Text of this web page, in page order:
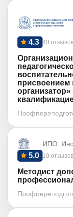
40 отзывов
4.3
присвоением
ИПО.
10 отзывов
5.0
Методист